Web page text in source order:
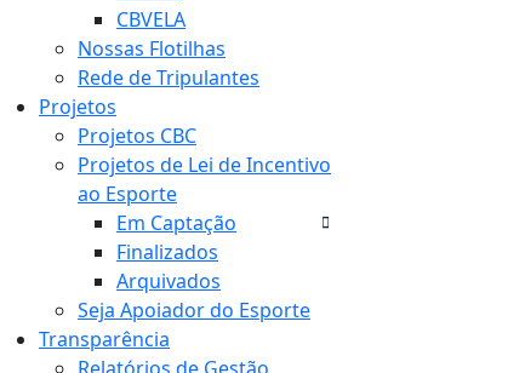
CBVELA
Nossas Flotilhas
Rede de Tripulantes
Projetos
Projetos CBC
Projetos de Lei de Incentivo
ao Esporte
Em Captação
Finalizados
Arquivados
Seja Apoiador do Esporte
Transparência